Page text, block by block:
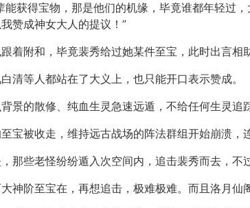
能获得宝物，那是他们的机缘，毕竟谁都年轻过
赞成神女大人的提议！”
着附和，毕竟裴秀给过她某件至宝，此时出言相
清等人都站在了大义上，也只能开口表示赞成。
景的散修、纯血生灵急速远遁，不给任何生灵追
宝被收走，维持远古战场的阵法群组开始崩溃，
那些老怪纷纷遁入次空间内，追击裴秀而去，不
神阶至宝在，再想追击，极难极难。而且洛月仙